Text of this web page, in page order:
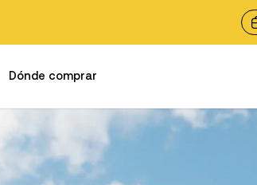
Dónde comprar